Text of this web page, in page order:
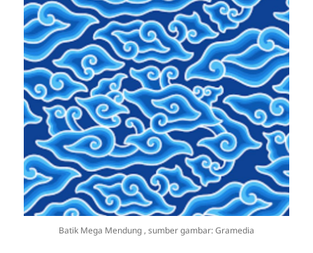
Batik Mega Mendung , sumber gambar: Gramedia